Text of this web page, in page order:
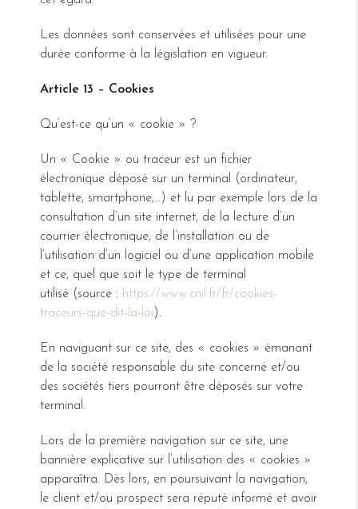
Les données sont conservées et utilisées pour une
durée conforme à la législation en vigueur.
Article 13 – Cookies
Qu’est-ce qu’un « cookie » ?
Un « Cookie » ou traceur est un fichier
électronique déposé sur un terminal (ordinateur,
tablette, smartphone,…) et lu par exemple lors de la
consultation d’un site internet, de la lecture d’un
courrier électronique, de l’installation ou de
l’utilisation d’un logiciel ou d’une application mobile
et ce, quel que soit le type de terminal
utilisé (source : https://www.cnil.fr/fr/cookies-
traceurs-que-dit-la-loi ).
En naviguant sur ce site, des « cookies » émanant
de la société responsable du site concerné et/ou
des sociétés tiers pourront être déposés sur votre
terminal.
Lors de la première navigation sur ce site, une
bannière explicative sur l’utilisation des « cookies »
apparaîtra. Dès lors, en poursuivant la navigation,
le client et/ou prospect sera réputé informé et avoir